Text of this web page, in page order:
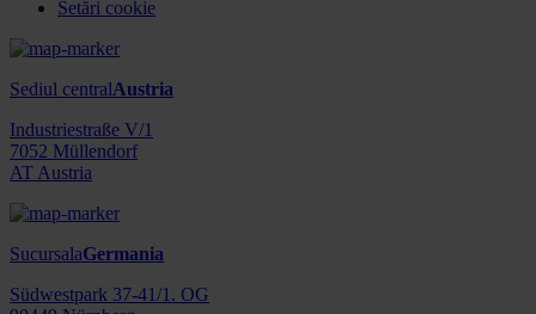
Setări cookie
Sediul centralAustria
Industriestraße V/1
7052 Müllendorf
AT Austria
SucursalaGermania
Südwestpark 37-41/1. OG